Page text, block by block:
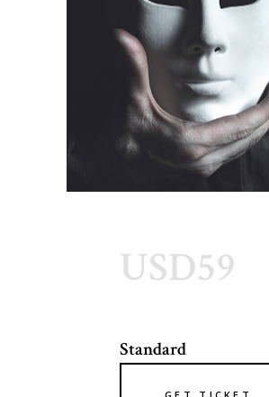
USD59
Standard